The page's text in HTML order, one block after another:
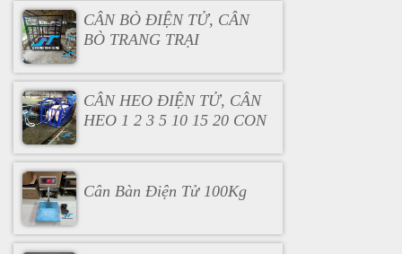
CÂN BÒ ĐIỆN TỬ, CÂN
BÒ TRANG TRẠI
CÂN HEO ĐIỆN TỬ, CÂN
HEO 1 2 3 5 10 15 20 CON
Cân Bàn Điện Tử 100Kg